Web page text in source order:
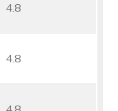
4.8
4.8